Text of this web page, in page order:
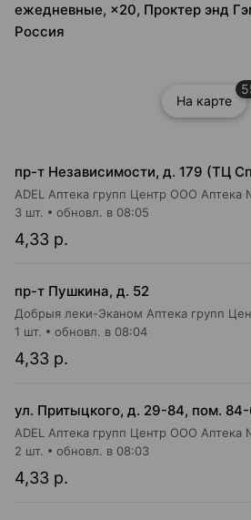
ежедневные, ×20, Проктер энд
Россия
На карте
ADEL Аптека групп Центр ООО Аптека
4,33 р.
3 шт. обновл. в 08:05
пр-т Пушкина, д. 52
4,33 р.
1 шт. обновл. в 08:04
ул. Притыцкого, д. 29-84, пом.
ADEL Аптека групп Центр ООО Аптека
4,33 р.
2 шт. обновл. в 08:03